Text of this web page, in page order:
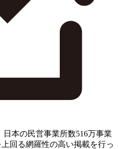
本の民営事業所数516万事業
回る網羅性の高い掲載を行っ